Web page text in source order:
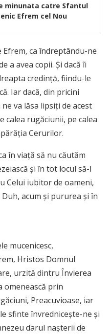
minunata catre Sfantul
Efrem cel Nou
ca îndreptându-ne
a avea copii. Şi dacă îi
credinţă, fiindu-le
Iar dacă, din pricini
va lăsa lipsiţi de acest
calea rugăciunii, pe calea
Cerurilor.
în viaţă să nu căutăm
şi în tot locul să-I
Celui iubitor de oameni,
acum şi pururea şi în
mucenicesc,
Hristos Domnul
urzită dintru Învierea
omenească prin
Preacuvioase, iar
sfinte învredniceşte-ne şi
darul naşterii de